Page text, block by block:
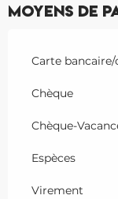
Moyens de
Carte
Chèque
Chèque-
Espèces
Virement